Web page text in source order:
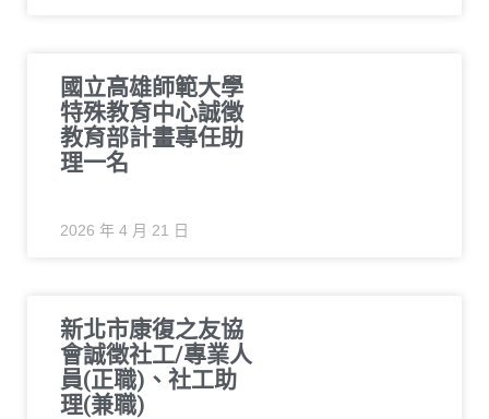
國立高雄師範大學
特殊教育中心誠徵
教育部計畫專任助
理一名
2026 年 4 月 21 日
新北市康復之友協
會誠徵社工/專業人
員(正職)、社工助
理(兼職)